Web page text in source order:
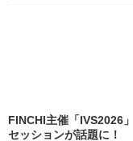
FINCHI主催「IVS2026
セッションが話題に！